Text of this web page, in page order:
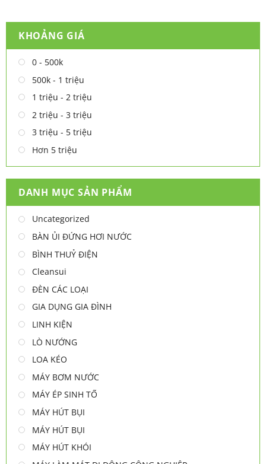
KHOẢNG GIÁ
0 - 500k
500k - 1 triệu
1 triệu - 2 triệu
2 triệu - 3 triệu
3 triệu - 5 triệu
Hơn 5 triệu
DANH MỤC SẢN PHẨM
Uncategorized
BÀN ỦI ĐỨNG HƠI NƯỚC
BÌNH THUỶ ĐIỆN
Cleansui
ĐÈN CÁC LOẠI
GIA DỤNG GIA ĐÌNH
LINH KIỆN
LÒ NƯỚNG
LOA KÉO
MÁY BƠM NƯỚC
MÁY ÉP SINH TỐ
MÁY HÚT BỤI
MÁY HÚT BỤI
MÁY HÚT KHÓI